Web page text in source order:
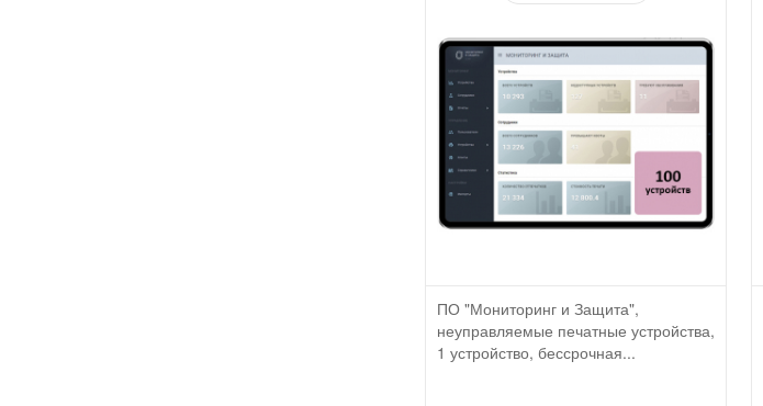
ПО "Мониторинг и Защита",
неуправляемые печатные устройства,
1 устройство, бессрочная...